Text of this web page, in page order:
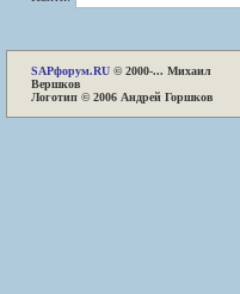
SAPфорум.RU © 2000-... Михаил
Вершков
Логотип © 2006 Андрей Горшков